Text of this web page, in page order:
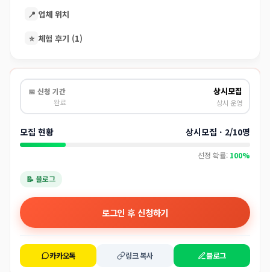
📍 업체 위치
⭐ 체험 후기 (1)
📅 신청 기간
완료
상시모집
상시 운영
모집 현황 상시모집 · 2/10명
선정 확률: 100%
📝 블로그
로그인 후 신청하기
카카오톡 링크 복사 블로그